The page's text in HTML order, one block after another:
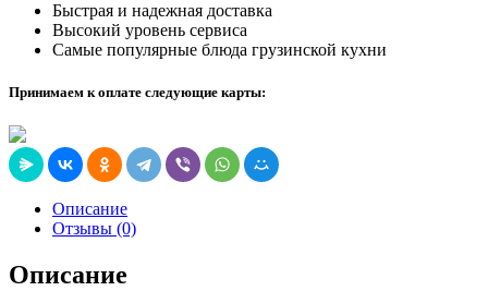
Быстрая и надежная доставка
Высокий уровень сервиса
Самые популярные блюда грузинской кухни
Принимаем к оплате следующие карты:
Описание
Отзывы (0)
Описание